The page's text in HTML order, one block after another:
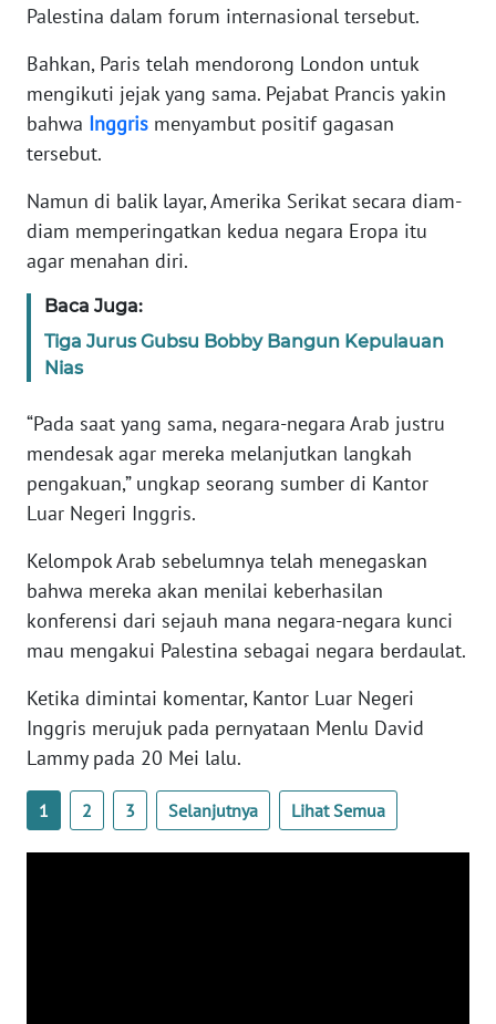
Palestina dalam forum internasional tersebut.
Bahkan, Paris telah mendorong London untuk
mengikuti jejak yang sama. Pejabat Prancis yakin
bahwa Inggris menyambut positif gagasan
tersebut.
Namun di balik layar, Amerika Serikat secara diam-
diam memperingatkan kedua negara Eropa itu
agar menahan diri.
Baca Juga:
Tiga Jurus Gubsu Bobby Bangun Kepulauan
Nias
“Pada saat yang sama, negara-negara Arab justru
mendesak agar mereka melanjutkan langkah
pengakuan,” ungkap seorang sumber di Kantor
Luar Negeri Inggris.
Kelompok Arab sebelumnya telah menegaskan
bahwa mereka akan menilai keberhasilan
konferensi dari sejauh mana negara-negara kunci
mau mengakui Palestina sebagai negara berdaulat.
Ketika dimintai komentar, Kantor Luar Negeri
Inggris merujuk pada pernyataan Menlu David
Lammy pada 20 Mei lalu.
1 2 3 Selanjutnya Lihat Semua
REDAKSI
DISCLAIMER
Wahana
News
Regional
WN
WN
JABAR
BANTEN
WN
NTT
WN
KEPRI
WN
PAPUA